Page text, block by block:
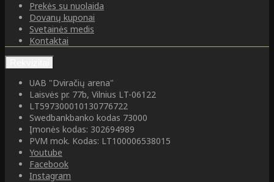
Prekės su nuolaida
Dovanų kuponai
Svetainės medis
Kontaktai
UAB "Dviračių arena"
Laisvės pr. 77b, Vilnius LT-06122
LT597300010130776722
Swedbankbanko kodas 73000
Įmonės kodas: 302694989
PVM mok. Kodas: LT100006538015
Youtube
Facebook
Instagram